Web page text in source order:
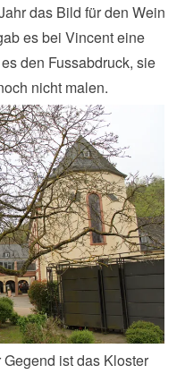
das Bild für den Wein
es bei Vincent eine
den Fussabdruck, sie
nicht malen.
ist das Kloster